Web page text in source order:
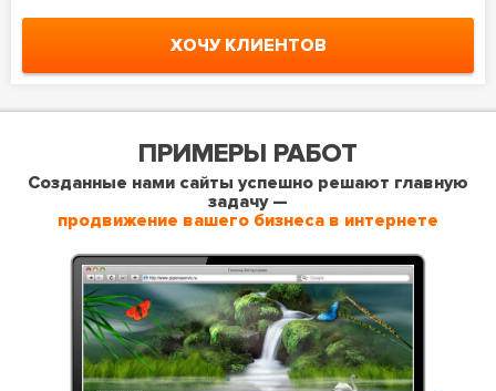
ХОЧУ КЛИЕНТОВ
ПРИМЕРЫ РАБОТ
Созданные нами сайты успешно решают главную
задачу —
продвижение вашего бизнеса в интернете